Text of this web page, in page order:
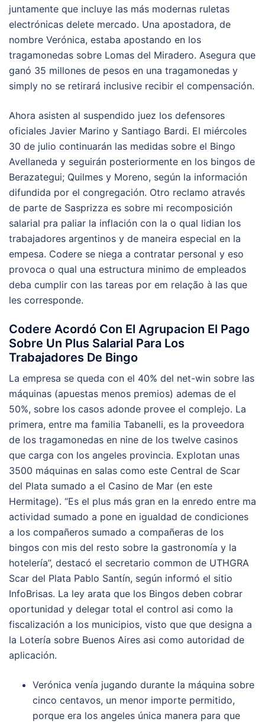
juntamente que incluye las más modernas ruletas
electrónicas delete mercado. Una apostadora, de
nombre Verónica, estaba apostando en los
tragamonedas sobre Lomas del Miradero. Asegura que
ganó 35 millones de pesos en una tragamonedas y
simply no se retirará inclusive recibir el compensación.
Ahora asisten al suspendido juez los defensores
oficiales Javier Marino y Santiago Bardi. El miércoles
30 de julio continuarán las medidas sobre el Bingo
Avellaneda y seguirán posteriormente en los bingos de
Berazategui; Quilmes y Moreno, según la información
difundida por el congregación. Otro reclamo através
de parte de Sasprizza es sobre mi recomposición
salarial pra paliar la inflación con la o qual lidian los
trabajadores argentinos y de maneira especial en la
empesa. Codere se niega a contratar personal y eso
provoca o qual una estructura minimo de empleados
deba cumplir con las tareas por em relação à las que
les corresponde.
Codere Acordó Con El Agrupacion El Pago
Sobre Un Plus Salarial Para Los
Trabajadores De Bingo
La empresa se queda con el 40% del net-win sobre las
máquinas (apuestas menos premios) ademas de el
50%, sobre los casos adonde provee el complejo. La
primera, entre ma familia Tabanelli, es la proveedora
de los tragamonedas en nine de los twelve casinos
que carga con los angeles provincia. Explotan unas
3500 máquinas en salas como este Central de Scar
del Plata sumado a el Casino de Mar (en este
Hermitage). “Es el plus más gran en la enredo entre ma
actividad sumado a pone en igualdad de condiciones
a los compañeros sumado a compañeras de los
bingos con mis del resto sobre la gastronomía y la
hotelería”, destacó el secretario common de UTHGRA
Scar del Plata Pablo Santín, según informó el sitio
InfoBrisas. La ley arata que los Bingos deben cobrar
oportunidad y delegar total el control asi como la
fiscalización a los municipios, visto que que designa a
la Lotería sobre Buenos Aires asi como autoridad de
aplicación.
Verónica venía jugando durante la máquina sobre
cinco centavos, un menor importe permitido,
porque era los angeles única manera para que